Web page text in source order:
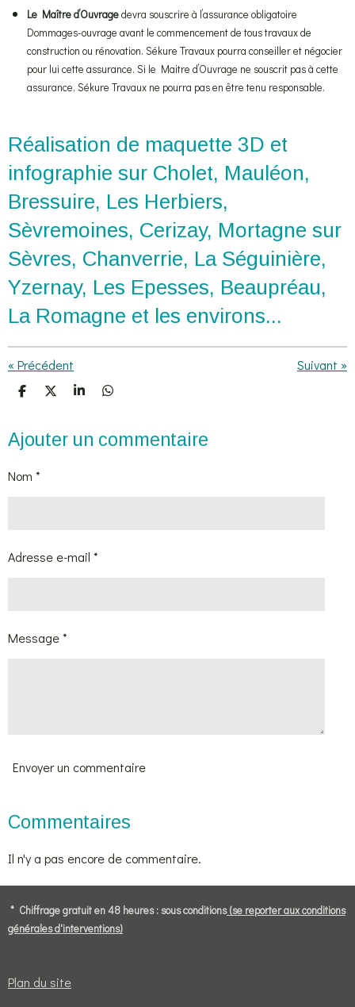
Le Maître d’Ouvragedevra souscrire à l’assurance obligatoire
Dommages-ouvrage avant le commencement de tous travaux de
construction ou rénovation. Sékure Travaux pourra conseiller et négocier
pour lui cette assurance. Si le Maitre d’Ouvrage ne souscrit pas à cette
assurance, Sékure Travaux ne pourra pas en être tenu responsable.
Réalisation de maquette 3D et
infographie sur Cholet, Mauléon,
Bressuire, Les Herbiers,
Sèvremoines, Cerizay, Mortagne sur
Sèvres, Chanverrie, La Séguinière,
Yzernay, Les Epesses, Beaupréau,
La Romagne et les environs...
« Précédent Suivant »
P
t
a
e
r
P
t
a
P
t
a
P
t
a
Ajouter un commentaire
Nom *
Adresse e-mail *
Message *
Envoyer un commentaire
Commentaires
Il n'y a pas encore de commentaire.
* Chiffrage gratuit en 48 heures : sous conditions(se reporter aux conditions
générales d'interventions)
Plan du site